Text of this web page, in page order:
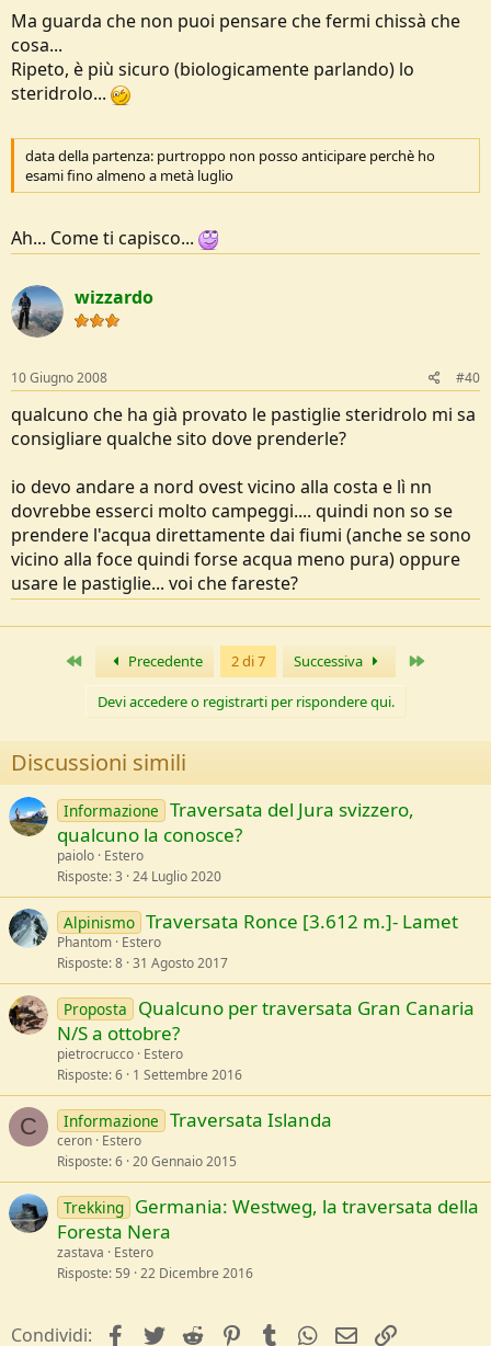
Ma guarda che non puoi pensare che fermi chissà che
cosa...
Ripeto, è più sicuro (biologicamente parlando) lo
steridrolo...
data della partenza: purtroppo non posso anticipare perchè ho
esami fino almeno a metà luglio
Ah... Come ti capisco...
wizzardo
10 Giugno 2008 #40
qualcuno che ha già provato le pastiglie steridrolo mi sa
consigliare qualche sito dove prenderle?
io devo andare a nord ovest vicino alla costa e lì nn
dovrebbe esserci molto campeggi.... quindi non so se
prendere l'acqua direttamente dai fiumi (anche se sono
vicino alla foce quindi forse acqua meno pura) oppure
usare le pastiglie... voi che fareste?
Primo Precedente 2 di 7 Successiva
Devi accedere o registrarti per rispondere qui.
Discussioni simili
Informazione Traversata del Jura svizzero,
qualcuno la conosce?
paiolo Estero
Risposte 3 24 Luglio 2020
Alpinismo Traversata Ronce [3.612 m.]- Lamet
Phantom Estero
Risposte 8 31 Agosto 2017
Proposta
Qualcuno per traversata Gran Canaria
N/S a ottobre?
pietrocrucco Estero
Risposte 6 1 Settembre 2016
C Informazione Traversata Islanda
ceron Estero
Risposte 6 20 Gennaio 2015
Trekking Germania: Westweg, la traversata della
Foresta Nera
zastava
Estero
Risposte 59 22 Dicembre 2016
Condividi: facebookTwitterReddit PinterestTumblrWhatsApp
e-mail